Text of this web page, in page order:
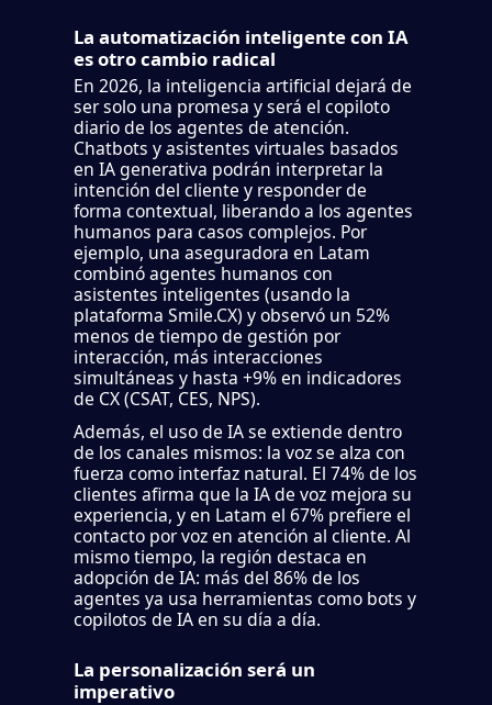
La automatización inteligente con IA
es otro cambio radical
En 2026, la inteligencia artificial dejará de
ser solo una promesa y será el copiloto
diario de los agentes de atención.
Chatbots y asistentes virtuales basados
en IA generativa podrán interpretar la
intención del cliente y responder de
forma contextual, liberando a los agentes
humanos para casos complejos. Por
ejemplo, una aseguradora en Latam
combinó agentes humanos con
asistentes inteligentes (usando la
plataforma Smile.CX) y observó un 52%
menos de tiempo de gestión por
interacción, más interacciones
simultáneas y hasta +9% en indicadores
de CX (CSAT, CES, NPS).
Además, el uso de IA se extiende dentro
de los canales mismos: la voz se alza con
fuerza como interfaz natural. El 74% de los
clientes afirma que la IA de voz mejora su
experiencia, y en Latam el 67% prefiere el
contacto por voz en atención al cliente. Al
mismo tiempo, la región destaca en
adopción de IA: más del 86% de los
agentes ya usa herramientas como bots y
copilotos de IA en su día a día.
La personalización será un
imperativo